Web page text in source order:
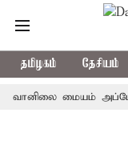
தமிழகம் தேசியம்
மையம் அப்டேட்